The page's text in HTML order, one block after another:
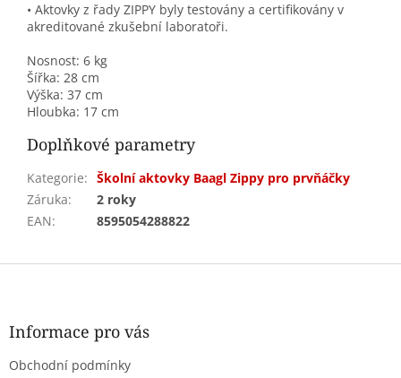
• Aktovky z řady ZIPPY byly testovány a certifikovány v
akreditované zkušební laboratoři.
Nosnost: 6 kg
Šířka: 28 cm
Výška: 37 cm
Hloubka: 17 cm
Doplňkové parametry
Kategorie: Školní aktovky Baagl Zippy pro prvňáčky
Záruka:
2 roky
EAN: 8595054288822
Z
Informace pro vás
Obchodní podmínky